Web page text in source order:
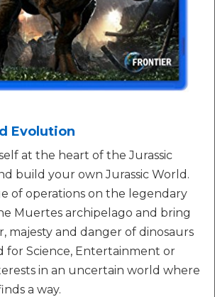
Evolution
at the heart of the Jurassic
build your own Jurassic World.
of operations on the legendary
Muertes archipelago and bring
majesty and danger of dinosaurs
for Science, Entertainment or
in an uncertain world where
a way.